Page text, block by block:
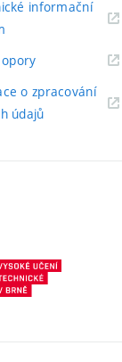
informační
(externí
o zpracování
údajů(externí
(externí